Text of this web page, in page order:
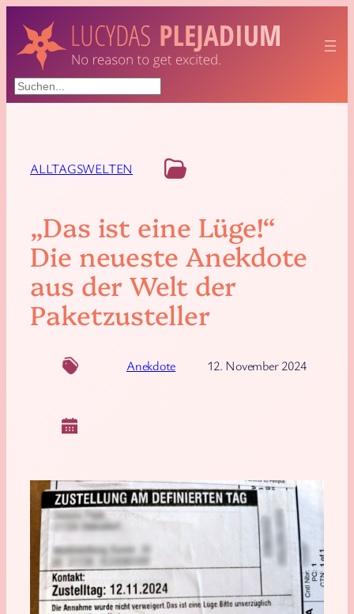
Suchen
ALLTAGSWELTEN
„Das ist eine Lüge!“
Die neueste Anekdote
aus der Welt der
Paketzusteller
12. November 2024
Anekdote